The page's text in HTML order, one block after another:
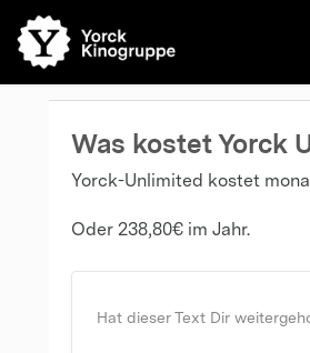
🌐English Kinos Filme
Was kostet Yorck
Yorck-Unlimited kostet
Oder 238,80€ im Jahr.
Hat dieser Text Dir